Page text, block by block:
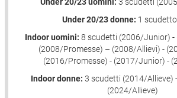
Under 20/23 donne: 1
Indoor uomini: 8 scudetti (2006/Junior) -
(2008/Promesse) – (2008/Allievi) -
(2016/Promesse) - (2017/Junior) -
Indoor donne: 3 scudetti (2014/Allieve)
(2024/Allieve)